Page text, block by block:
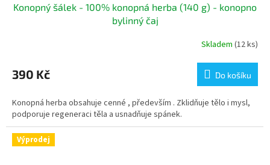
Konopný šálek - 100% konopná herba (140 g) - konopno
bylinný čaj
Skladem (12 ks)
390 Kč Do košíku
Konopná herba obsahuje cenné , především . Zklidňuje tělo i mysl,
podporuje regeneraci těla a usnadňuje spánek.
Výprodej